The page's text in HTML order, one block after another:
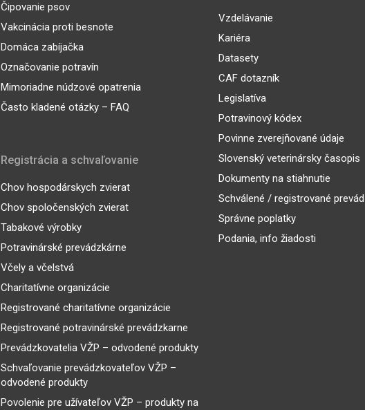
Čipovanie psov
Vakcinácia proti besnote
Domáca zabíjačka
Označovanie potravín
Mimoriadne núdzové opatrenia
Často kladené otázky – FAQ
Registrácia a schvaľovanie
Chov hospodárskych zvierat
Chov spoločenských zvierat
Tabakové výrobky
Potravinárské prevádzkárne
Včely a včelstvá
Charitatívne organizácie
Registrované charitatívne organizácie
Registrované potravinárské prevádzkarne
Prevádzkovatelia VŽP – odvodené produkty
Schvaľovanie prevádzkovateľov VŽP –
odvodené produkty
Povolenie pre užívateľov VŽP – produkty na
Vzdelávanie
Kariéra
Datasety
CAF dotazník
Legislatíva
Potravinový kódex
Povinne zverejňované údaje
Slovenský veterinársky časopis
Dokumenty na stiahnutie
Schválené / registrované
Správne poplatky
Podania, info žiadosti